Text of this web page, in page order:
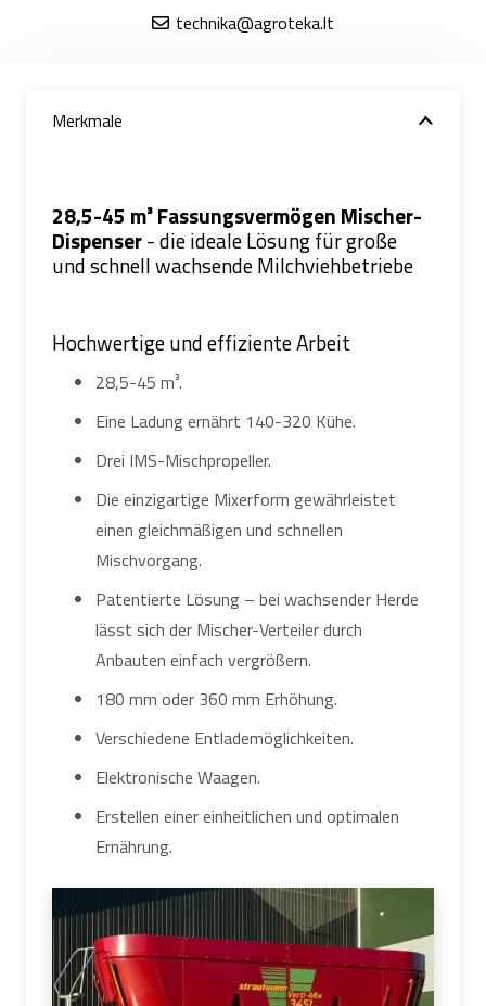
technika@agroteka.lt
Merkmale
28,5-45 m³ Fassungsvermögen Mischer-
Dispenser- die ideale Lösung für große
und schnell wachsende Milchviehbetriebe
Hochwertige und effiziente Arbeit
28,5-45 m³.
Eine Ladung ernährt 140-320 Kühe.
Drei IMS-Mischpropeller.
Die einzigartige Mixerform gewährleistet
einen gleichmäßigen und schnellen
Mischvorgang.
Patentierte Lösung – bei wachsender Herde
lässt sich der Mischer-Verteiler durch
Anbauten einfach vergrößern.
180 mm oder 360 mm Erhöhung.
Verschiedene Entlademöglichkeiten.
Elektronische Waagen.
Erstellen einer einheitlichen und optimalen
Ernährung.